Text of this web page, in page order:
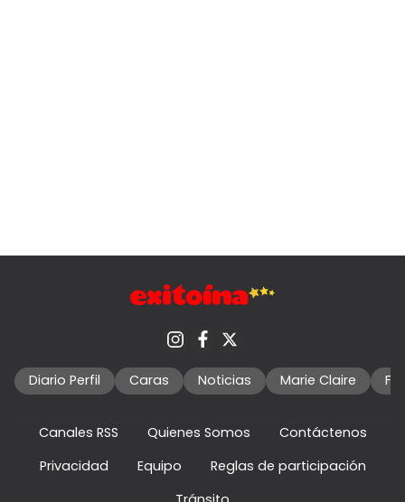
Diario Perfil Caras Noticias Marie Claire
Canales RSS Quienes Somos
Contáctenos
Privacidad
Equipo
Reglas de participación